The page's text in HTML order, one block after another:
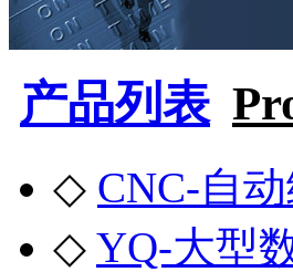
产品列表
◇ CNC-自
◇ YQ-大型